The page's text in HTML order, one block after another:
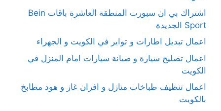
اشتراك بي ان سبورت المنطقة العاشرة باقات Bein
Sport الجديدة
اعمال تبديل اطارات و تواير في الكويت و الجهراء
اعمال تصليح سيارة و صيانة سيارات امام المنزل في
الكويت
اعمال تنظيف طباخات منازل و افران غاز و هود مطابخ
بالكويت